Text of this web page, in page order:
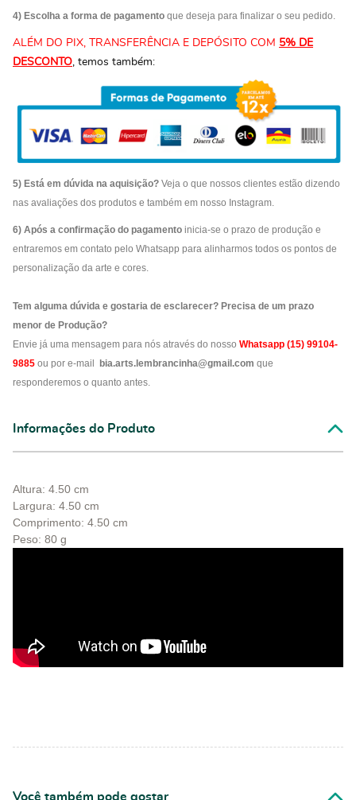
4) Escolha a forma de pagamento que deseja para finalizar o seu pedido.
ALÉM DO PIX, TRANSFERÊNCIA E DEPÓSITO COM 5% DE
DESCONTO, temos também:
5) Está em dúvida na aquisição? Veja o que nossos clientes estão dizendo
nas avaliações dos produtos e também em nosso Instagram.
6) Após a confirmação do pagamento inicia-se o prazo de produção e
entraremos em contato pelo Whatsapp para alinharmos todos os pontos de
personalização da arte e cores.
Tem alguma dúvida e gostaria de esclarecer? Precisa de um prazo
menor de Produção?
Envie já uma mensagem para nós através do nosso Whatsapp (15) 99104-
9885 ou por e-mail bia.arts.lembrancinha@gmail.com que
responderemos o quanto antes.
Informações do Produto
Altura: 4.50 cm
Largura: 4.50 cm
Comprimento: 4.50 cm
Peso: 80 g
Você também pode gostar